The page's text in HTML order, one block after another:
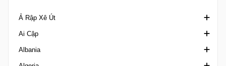
Ả Rập Xê Út
Crown Prince Cup Saudi Arabia
Division 1 Saudi Arabia
Ai Cập
Cúp quốc gia Ai Cập
Albania